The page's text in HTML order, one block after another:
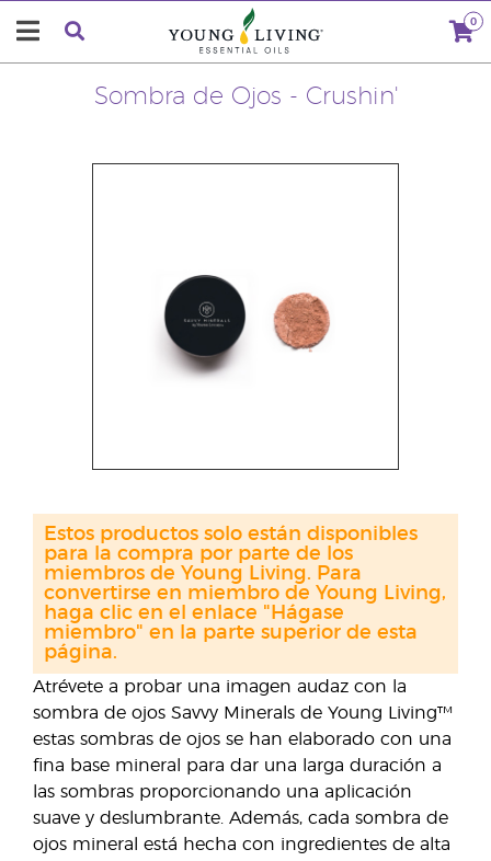
0
Sombra de Ojos - Crushin'
Atrévete a probar una imagen audaz con la
sombra de ojos Savvy Minerals de Young Living™
estas sombras de ojos se han elaborado con una
fina base mineral para dar una larga duración a
las sombras proporcionando una aplicación
suave y deslumbrante. Además, cada sombra de
ojos mineral está hecha con ingredientes de alta
Estos productos solo están disponibles
para la compra por parte de los
miembros de Young Living. Para
convertirse en miembro de Young Living,
haga clic en el enlace "Hágase
miembro" en la parte superior de esta
página.